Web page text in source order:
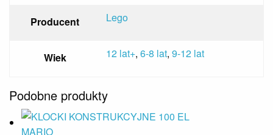
Producent Lego
Wiek 12 lat+, 6-8 lat, 9-12 lat
Podobne produkty